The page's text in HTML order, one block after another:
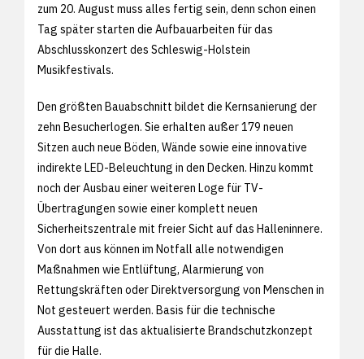
zum 20. August muss alles fertig sein, denn schon einen
Tag später starten die Aufbauarbeiten für das
Abschlusskonzert des Schleswig-Holstein
Musikfestivals.
Den größten Bauabschnitt bildet die Kernsanierung der
zehn Besucherlogen. Sie erhalten außer 179 neuen
Sitzen auch neue Böden, Wände sowie eine innovative
indirekte LED-Beleuchtung in den Decken. Hinzu kommt
noch der Ausbau einer weiteren Loge für TV-
Übertragungen sowie einer komplett neuen
Sicherheitszentrale mit freier Sicht auf das Halleninnere.
Von dort aus können im Notfall alle notwendigen
Maßnahmen wie Entlüftung, Alarmierung von
Rettungskräften oder Direktversorgung von Menschen in
Not gesteuert werden. Basis für die technische
Ausstattung ist das aktualisierte Brandschutzkonzept
für die Halle.